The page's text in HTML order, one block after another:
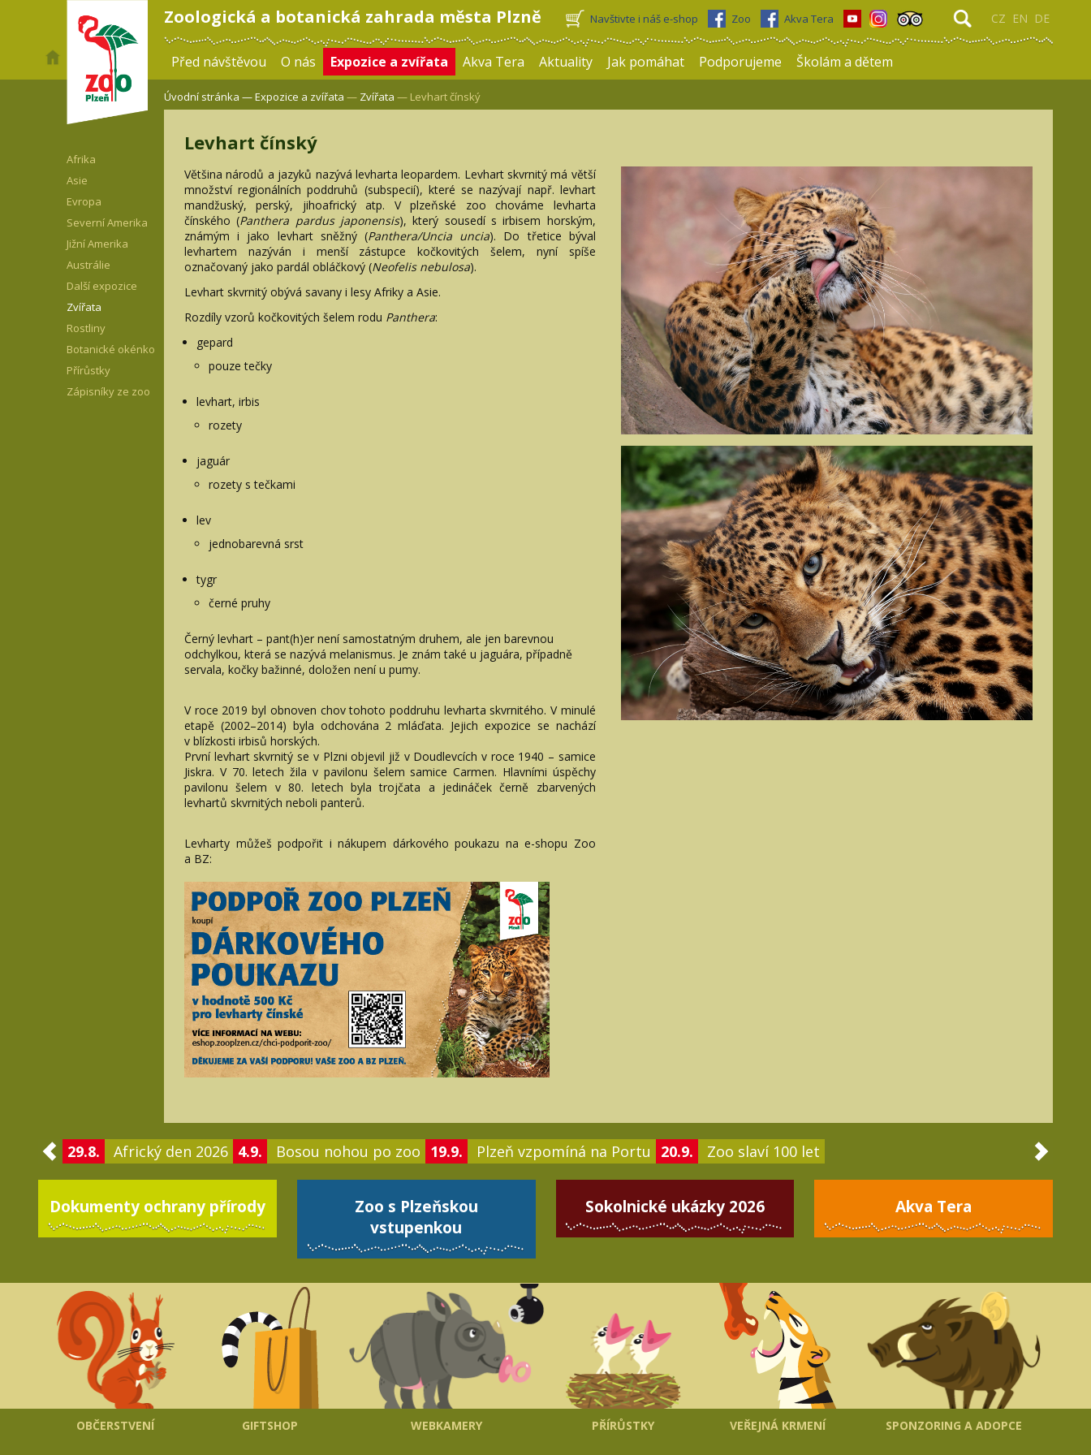
Zoologická a botanická zahrada města Plzně CZ EN DE
Navštivte i náš e-shop Zoo Akva Tera
Před návštěvou O nás Expozice a zvířata Akva Tera Aktuality Jak pomáhat Podporujeme Školám a dětem
Afrika
Asie
Evropa
Severní Amerika
Jižní Amerika
Austrálie
Další expozice
Zvířata
Rostliny
Botanické okénko
Přírůstky
Zápisníky ze zoo
Úvodní stránka —Expozice a zvířata — Zvířata — Levhart čínský
Levhart čínský
Většina národů a jazyků nazývá levharta leopardem. Levhart skvrnitý má větší
množství regionálních poddruhů (subspecií), které se nazývají např. levhart
mandžuský, perský, jihoafrický atp. V plzeňské zoo chováme levharta
čínského (Panthera pardus japonensis), který sousedí s irbisem horským,
známým i jako levhart sněžný (Panthera/Uncia uncia). Do třetice býval
levhartem nazýván i menší zástupce kočkovitých šelem, nyní spíše
označovaný jako pardál obláčkový (Neofelis nebulosa).
Levhart skvrnitý obývá savany i lesy Afriky a Asie.
Rozdíly vzorů kočkovitých šelem rodu Panthera:
gepard
pouze tečky
levhart, irbis
rozety
jaguár
rozety s tečkami
lev
jednobarevná srst
tygr
černé pruhy
Černý levhart – pant(h)er není samostatným druhem, ale jen barevnou
odchylkou, která se nazývá melanismus. Je znám také u jaguára, případně
servala, kočky bažinné, doložen není u pumy.
V roce 2019 byl obnoven chov tohoto poddruhu levharta skvrnitého. V minulé
etapě (2002–2014) byla odchována 2 mláďata. Jejich expozice se nachází
v blízkosti irbisů horských.
První levhart skvrnitý se v Plzni objevil již v Doudlevcích v roce 1940 – samice
Jiskra. V 70. letech žila v pavilonu šelem samice Carmen. Hlavními úspěchy
pavilonu šelem v 80. letech byla trojčata a jedináček černě zbarvených
levhartů skvrnitých neboli panterů.
Levharty můžeš podpořit i nákupem dárkového poukazu na e-shopu Zoo
a BZ:
29.8. Africký den 2026 4.9. Bosou nohou po zoo 19.9. Plzeň vzpomíná na Portu 20.9. Zoo slaví 100 let
Dokumenty ochrany přírody
Zoo s Plzeňskou
vstupenkou
Sokolnické ukázky 2026 Akva Tera
OBČERSTVENÍ GIFTSHOP WEBKAMERY PŘÍRŮSTKY VEŘEJNÁ KRMENÍ SPONZORING A ADOPCE